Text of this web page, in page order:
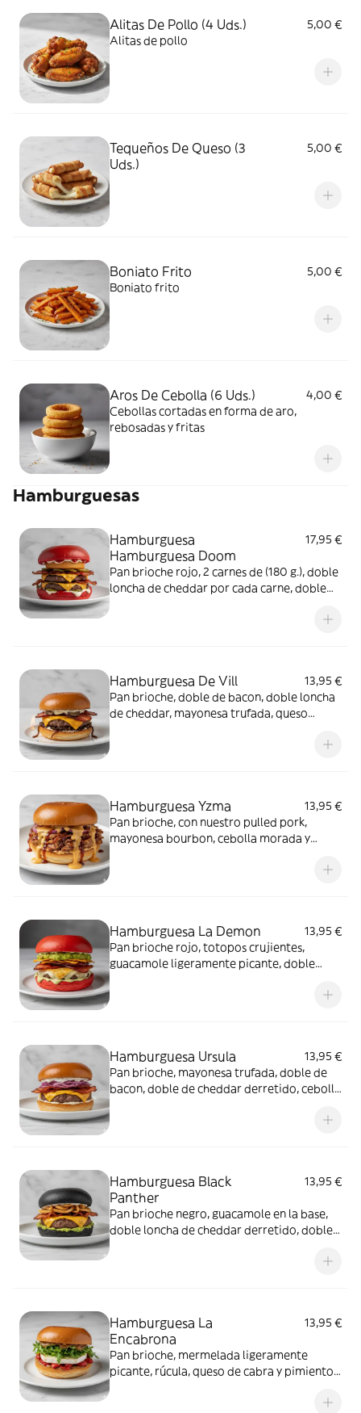
Alitas De Pollo (4 Uds.)
5,00 €
Alitas de pollo
Tequeños De Queso (3
Uds.)
5,00 €
Boniato Frito
5,00 €
Boniato frito
Aros De Cebolla (6 Uds.)
4,00 €
Cebollas cortadas en forma de aro,
rebosadas y fritas
Hamburguesas
Hamburguesa
Hamburguesa Doom
17,95 €
Pan brioche rojo, 2 carnes de (180 g.), doble
loncha de cheddar por cada carne, doble
Hamburguesa De Vill
13,95 €
Pan brioche, doble de bacon, doble loncha
de cheddar, mayonesa trufada, queso
Hamburguesa Yzma
13,95 €
Pan brioche, con nuestro pulled pork,
mayonesa bourbon, cebolla morada y
Hamburguesa La Demon
13,95 €
Pan brioche rojo, totopos crujientes,
guacamole ligeramente picante, doble
mayonesa de jalapeño. Con guarnición de
Hamburguesa Ursula
13,95 €
Pan brioche, mayonesa trufada, doble de
bacon, doble de cheddar derretido, cebolla
Hamburguesa Black
Panther
13,95 €
Pan brioche negro, guacamole en la base,
doble loncha de cheddar derretido, doble
Hamburguesa La
Encabrona
13,95 €
Pan brioche, mermelada ligeramente
picante, rúcula, queso de cabra y pimientos